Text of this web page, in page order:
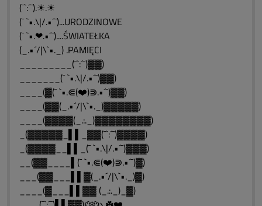
(¯`:´¯).☀.☀
(¯ `•.\|/.•´¯)...URODZINOWE
(¯ `•.❤.•´¯)....ŚWIATEŁKA
(_.•´/|\`•._) .PAMIĘCI
_________(¯`:´¯)▓▓)
_______(¯ `•.\|/.•´¯)▓▓)
____(▓(¯ `•.⋐(❤️)⋑.•´¯)▓▓)
____(▓▓(_.•´/|\`•._)▓▓▓▓▓)
____(▓▓▓▓(_.:._)▓▓▓▓▓▓▓▓)
_(▓▓▓▓▓_▌▌_▓▓(¯`:´¯)▓▓▓▓)
_(▓▓▓▓__▌▌_(¯ `•.\|/.•´¯)▓▓▓)
__(▓▓____▌(¯ `•.⋐(❤️)⋑.•´¯)▓)
___(▓▓___▌▌▓(_.•´/|\`•._)▓)
____(▓___▌▌▓▓ (_.:._)_▓)